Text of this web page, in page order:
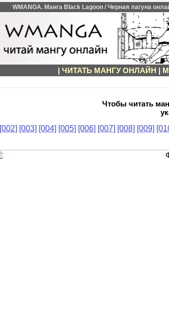
WMANGA. Манга Black Lagoon / Черная лагуна
| ЧИТАТЬ МАНГУ ОНЛАЙН |
Чтобы читать
[002] [003] [004] [005] [006] [007] [008] [009]